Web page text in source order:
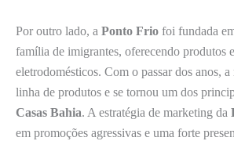
Por outro lado, a Ponto Frio foi fundada
família de imigrantes, oferecendo produtos
eletrodomésticos. Com o passar dos anos,
linha de produtos e se tornou um dos
Casas Bahia. A estratégia de marketing da
em promoções agressivas e uma forte